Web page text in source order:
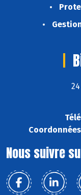
Coordonnées
Nous suivre